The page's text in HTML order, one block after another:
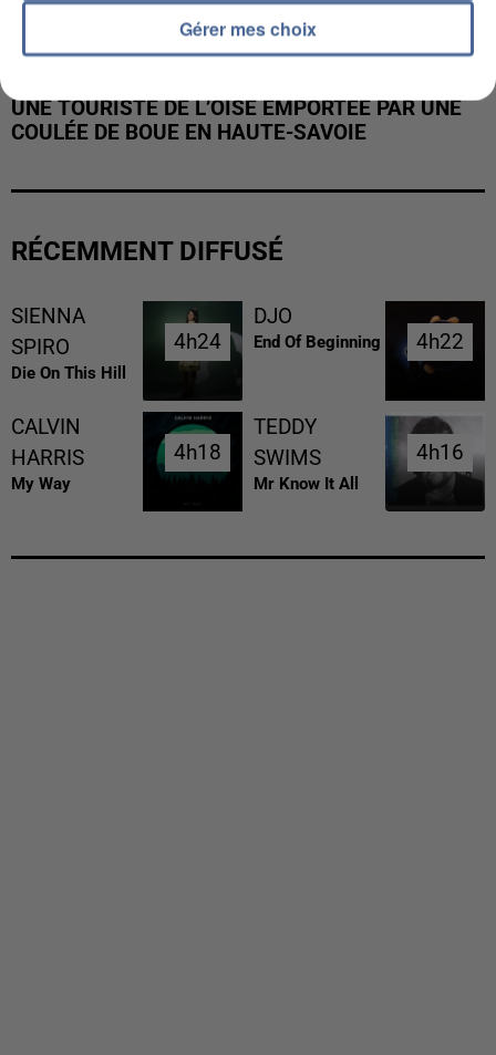
UNE TOURISTE DE L’OISE EMPORTÉE PAR UNE
COULÉE DE BOUE EN HAUTE-SAVOIE
RÉCEMMENT DIFFUSÉ
SIENNA
SPIRO
Die On This Hill
4h24
4h24
DJO
End Of Beginning 4h22
4h22
CALVIN
HARRIS
My Way
4h18
4h18
TEDDY
SWIMS
Mr Know It All
4h16
4h16
Gérer mes choix